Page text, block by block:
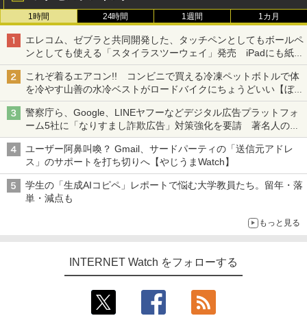
1時間 24時間 1週間 1カ月
エレコム、ゼブラと共同開発した、タッチペンとしてもボールペ
ンとしても使える「スタイラスツーウェイ」発売 iPadにも紙に
も、持ち替えずに書き込める
これぞ着るエアコン!! コンビニで買える冷凍ペットボトルで体
を冷やす山善の水冷ベストがロードバイクにちょうどいい【ぼっ
ち・ざ・ろーど！その14】【空いた時間でなにしてる？】
警察庁ら、Google、LINEヤフーなどデジタル広告プラットフォ
ーム5社に「なりすまし詐欺広告」対策強化を要請 著名人の写
真や映像を使った投資詐欺などへの対策として
ユーザー阿鼻叫喚？ Gmail、サードパーティの「送信元アドレ
ス」のサポートを打ち切りへ【やじうまWatch】
学生の「生成AIコピペ」レポートで悩む大学教員たち。留年・落
単・減点も
もっと見る
INTERNET Watch をフォローする